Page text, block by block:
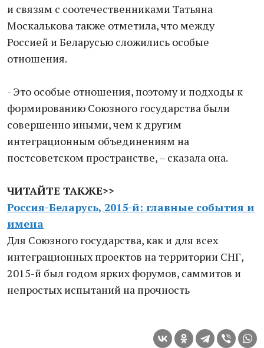
и связям с соотечественниками Татьяна
Москалькова также отметила, что между
Россией и Беларусью сложились особые
отношения.
- Это особые отношения, поэтому и подходы к
формированию Союзного государства были
совершенно иными, чем к другим
интеграционным объединениям на
постсоветском пространстве, – сказала она.
ЧИТАЙТЕ ТАКЖЕ>>
Россия-Беларусь, 2015-й: главные события и
имена
Для Союзного государства, как и для всех
интеграционных проектов на территории СНГ,
2015-й был годом ярких форумов, саммитов и
непростых испытаний на прочность